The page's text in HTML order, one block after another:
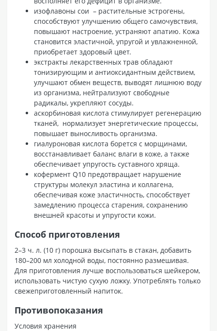
изофлавоны сои – растительные эстрогены,
способствуют улучшению общего самочувствия,
повышают настроение, устраняют апатию. Кожа
становится эластичной, упругой и увлажненной,
приобретает здоровый цвет.
экстракты лекарственных трав обладают
тонизирующим и антиоксидантным действием,
улучшают обмен веществ, выводят лишнюю воду
из организма, нейтрализуют свободные
радикалы, укрепляют сосуды.
аскорбиновая кислота стимулирует регенерацию
тканей, нормализует энергетические процессы,
повышает выносливость организма.
гиалуроновая кислота борется с морщинами,
восстанавливает баланс влаги в коже, а также
обеспечивает упругость суставного хряща.
кофермент Q10 предотвращает нарушение
структуры молекул эластина и коллагена,
обеспечивая коже эластичность, способствует
замедлению процесса старения, сохранению
внешней красоты и упругости кожи.
Способ приготовления
2–3 ч. л. (10 г) порошка высыпать в стакан, добавить
180–200 мл холодной воды, постоянно размешивая.
Для приготовления лучше воспользоваться шейкером,
использовать чистую сухую ложку. Употреблять только
свежеприготовленный напиток.
Противопоказания
Условия хранения